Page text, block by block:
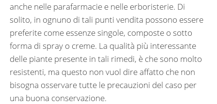
anche nelle parafarmacie e nelle erboristerie. Di
solito, in ognuno di tali punti vendita possono essere
preferite come essenze singole, composte o sotto
forma di spray o creme. La qualità più interessante
delle piante presente in tali rimedi, è che sono molto
resistenti, ma questo non vuol dire affatto che non
bisogna osservare tutte le precauzioni del caso per
una buona conservazione.